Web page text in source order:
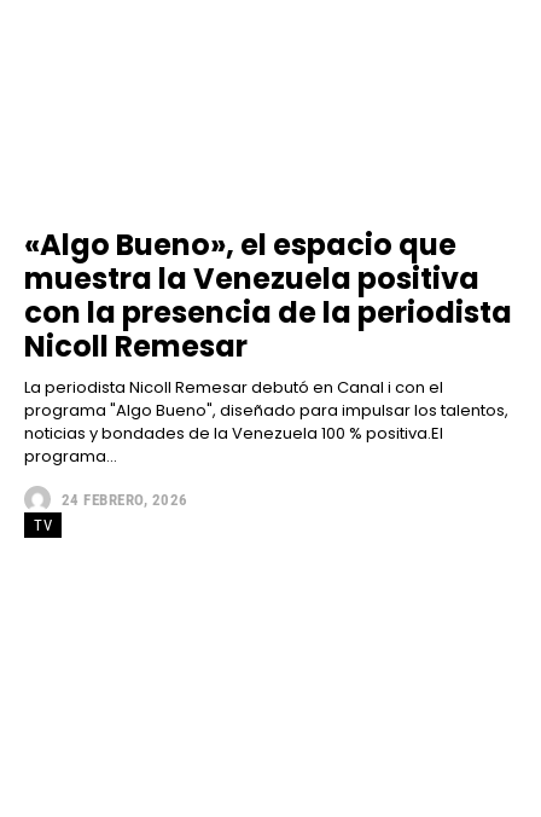
«Algo Bueno», el espacio que
muestra la Venezuela positiva
con la presencia de la periodista
Nicoll Remesar
La periodista Nicoll Remesar debutó en Canal i con el
programa "Algo Bueno", diseñado para impulsar los talentos,
noticias y bondades de la Venezuela 100 % positiva.El
programa...
24 FEBRERO, 2026
TV